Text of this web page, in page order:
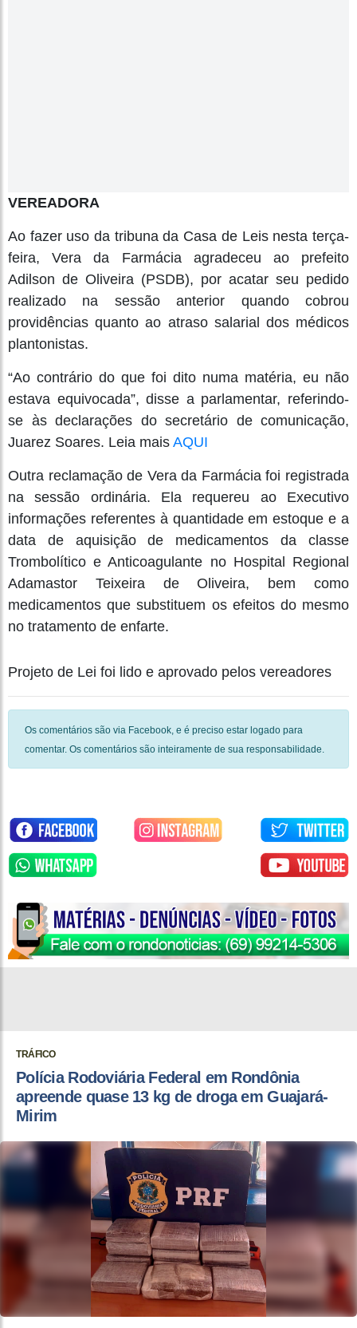
VEREADORA
Ao fazer uso da tribuna da Casa de Leis nesta terça-
feira, Vera da Farmácia agradeceu ao prefeito
Adilson de Oliveira (PSDB), por acatar seu pedido
realizado na sessão anterior quando cobrou
providências quanto ao atraso salarial dos médicos
plantonistas.
“Ao contrário do que foi dito numa matéria, eu não
estava equivocada”, disse a parlamentar, referindo-
se às declarações do secretário de comunicação,
Juarez Soares. Leia mais AQUI
Outra reclamação de Vera da Farmácia foi registrada
na sessão ordinária. Ela requereu ao Executivo
informações referentes à quantidade em estoque e a
data de aquisição de medicamentos da classe
Trombolítico e Anticoagulante no Hospital Regional
Adamastor Teixeira de Oliveira, bem como
medicamentos que substituem os efeitos do mesmo
no tratamento de enfarte.
Projeto de Lei foi lido e aprovado pelos vereadores
Os comentários são via Facebook, e é preciso estar logado para
comentar. Os comentários são inteiramente de sua responsabilidade.
TRÁFICO
Polícia Rodoviária Federal em Rondônia
apreende quase 13 kg de droga em Guajará-
Mirim